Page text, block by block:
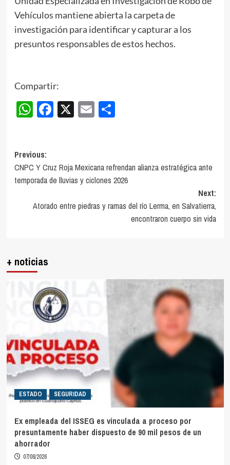
Vehículos mantiene abierta la carpeta de
investigación para identificar y capturar a los
presuntos responsables de estos hechos.
Compartir:
WhatsApp
Facebook
X EmailCompartir
Post
navigation
Previous:
CNPC Y Cruz Roja Mexicana refrendan alianza estratégica ante
temporada de lluvias y ciclones 2026
Next:
Atorado entre piedras y ramas del río Lerma, en Salvatierra,
encontraron cuerpo sin vida
+ noticias
ESTADO SEGURIDAD
Ex empleada del ISSEG es vinculada a proceso por
presuntamente haber dispuesto de 90 mil pesos de un
ahorrador
07/08/2026